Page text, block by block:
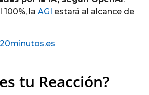
la AGI estará al alcance de
tu Reacción?